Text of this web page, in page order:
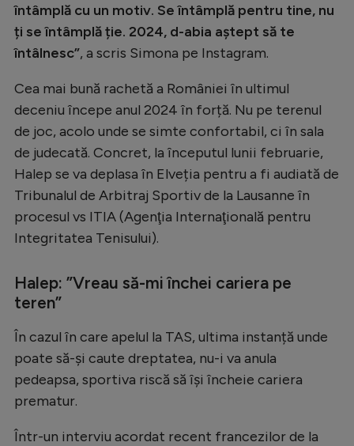
Gimnastică
Auto
Ciclism
Alte sporturi
JO 2024
JO 2026
întâmplă cu un motiv. Se întâmplă pentru tine, nu
ți se întâmplă ție. 2024, d-abia aștept să te
întâlnesc”, a scris Simona pe Instagram.
Cea mai bună rachetă a României în ultimul
deceniu începe anul 2024 în forță. Nu pe terenul
de joc, acolo unde se simte confortabil, ci în sala
de judecată. Concret, la începutul lunii februarie,
Halep se va deplasa în Elveția pentru a fi audiată de
Tribunalul de Arbitraj Sportiv de la Lausanne în
procesul vs ITIA (Agenţia Internaţională pentru
Integritatea Tenisului).
Halep: ”Vreau să-mi închei cariera pe
teren”
În cazul în care apelul la TAS, ultima instanță unde
poate să-și caute dreptatea, nu-i va anula
pedeapsa, sportiva riscă să își încheie cariera
prematur.
Într-un interviu acordat recent francezilor de la